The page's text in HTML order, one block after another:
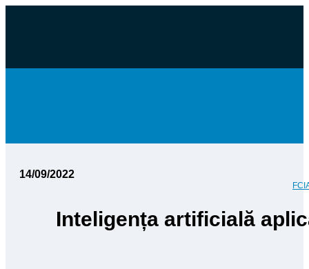
14/09/2022
Inteligența artificială